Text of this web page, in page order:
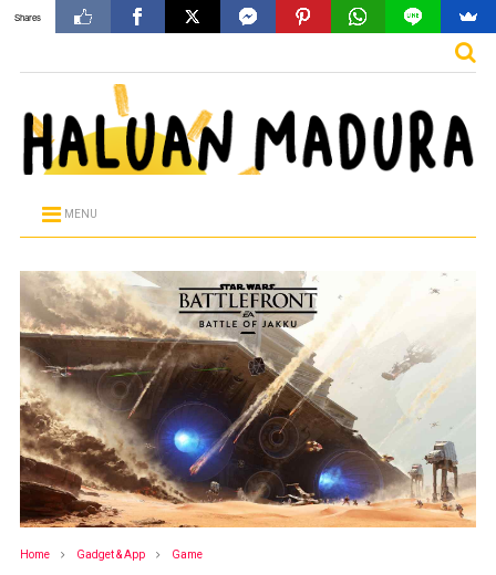
MENU
Home Gadget & App Game
Shares